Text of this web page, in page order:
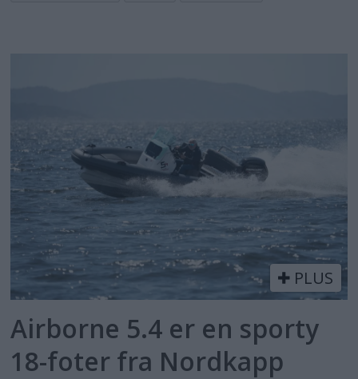
PLUS
Airborne 5.4 er en sporty
18-foter fra Nordkapp